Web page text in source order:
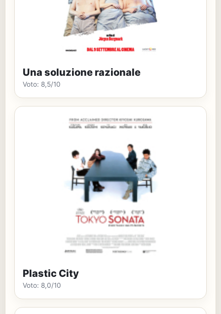
Una soluzione razionale
Voto: 8,5/10
Plastic City
Voto: 8,0/10